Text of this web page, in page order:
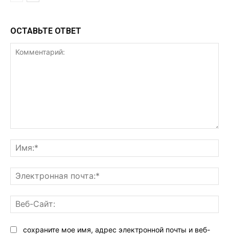
ОСТАВЬТЕ ОТВЕТ
сохраните мое имя, адрес электронной почты и веб-